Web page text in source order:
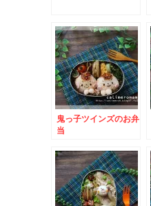
鬼っ子ツインズのお弁
当